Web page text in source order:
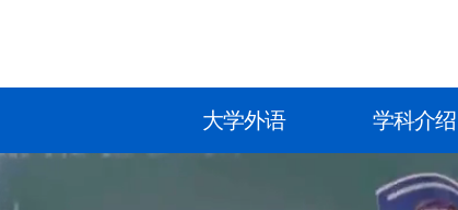
大学外语 学科介绍